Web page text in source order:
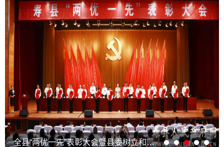
全县“两优一先”表彰大会暨县委树立和践行正确政绩观学习教育专题党课报告会举行